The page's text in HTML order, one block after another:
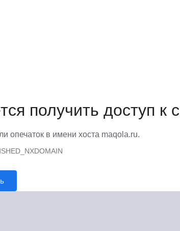
получить доступ к
опечаток в имени хоста maqola.ru.